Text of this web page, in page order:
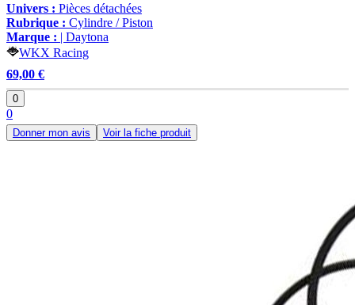
Univers : Pièces détachées
Rubrique : Cylindre / Piston
Marque : | Daytona
WKX Racing
69,00 €
0
0
Donner mon avis Voir la fiche produit